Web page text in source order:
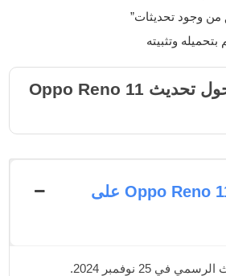
وجود تحديثات”
وتثبيته
الأسئلة الشائعة حول تحديث Oppo Reno 11
هل حصل Oppo Reno 11 Pro على
25 نوفمبر 2024.